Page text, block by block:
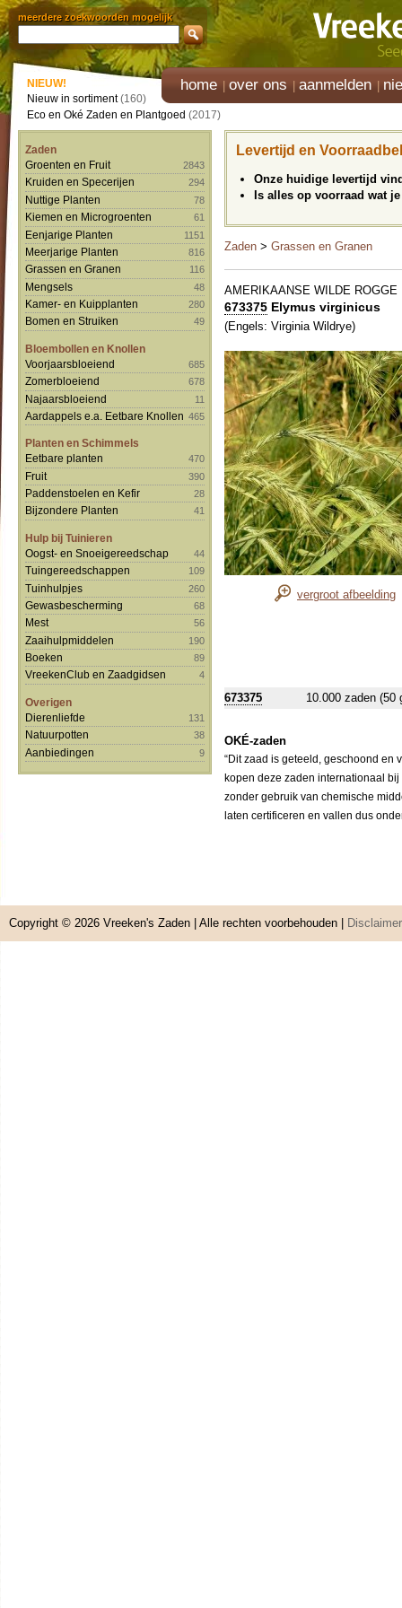
meerdere zoekwoorden mogelijk
home over ons aanmelden
NIEUW!
Nieuw in sortiment(160)
Eco en Oké Zaden en Plantgoed (2017)
Zaden
Groenten en Fruit
2843
Kruiden en Specerijen 294
Nuttige Planten 78
Kiemen en Microgroenten 61
Eenjarige Planten 1151
Meerjarige Planten 816
Grassen en Granen 116
Mengsels 48
Kamer- en Kuipplanten 280
Bomen en Struiken 49
Bloembollen en Knollen
Voorjaarsbloeiend
685
Zomerbloeiend 678
Najaarsbloeiend 11
Aardappels e.a. Eetbare Knollen 465
Planten en Schimmels
Eetbare planten
470
Fruit 390
Paddenstoelen en Kefir 28
Bijzondere Planten 41
Hulp bij Tuinieren
Oogst- en Snoeigereedschap
44
Tuingereedschappen 109
Tuinhulpjes 260
Gewasbescherming 68
Mest 56
Zaaihulpmiddelen 190
Boeken 89
VreekenClub en Zaadgidsen 4
Overigen
Dierenliefde
131
Natuurpotten 38
Aanbiedingen 9
Levertijd en
Onze huidige levertijd
Is alles op voorraad wat
Zaden > Grassen en Granen
AMERIKAANSE WILDE ROGGE
673375 Elymus virginicus
(Engels: Virginia Wildrye)
vergroot afbeelding
673375 10.000 zaden (50
OKÉ-zaden
“Dit zaad is geteeld, geschoond en
kopen deze zaden internationaal
zonder gebruik van chemische
laten certificeren en vallen dus
Copyright © 2026 Vreeken's Zaden | Alle rechten voorbehouden | Disclaimer